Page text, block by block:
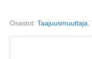
Osastot: Taajuusmuuttaja